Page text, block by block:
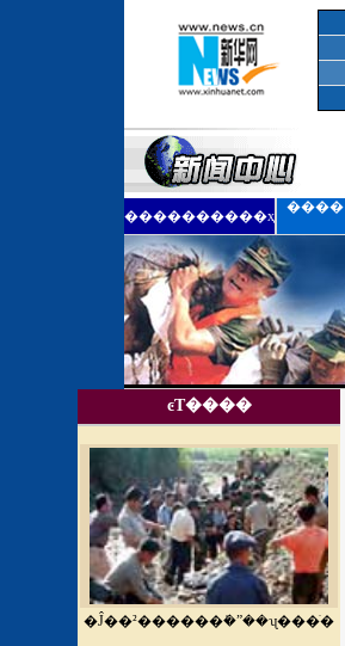
����������ҳ
����
ͼƬ����
�Ĵ��²������ܺ�ˮ��ʯ���ֺ�